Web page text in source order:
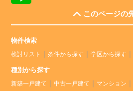
このページの
物件検索
検討リスト 条件から探す 学区から探す
種別から探す
新築一戸建て 中古一戸建て マンション